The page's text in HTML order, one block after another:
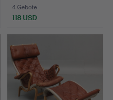
4 Gebote
118 USD